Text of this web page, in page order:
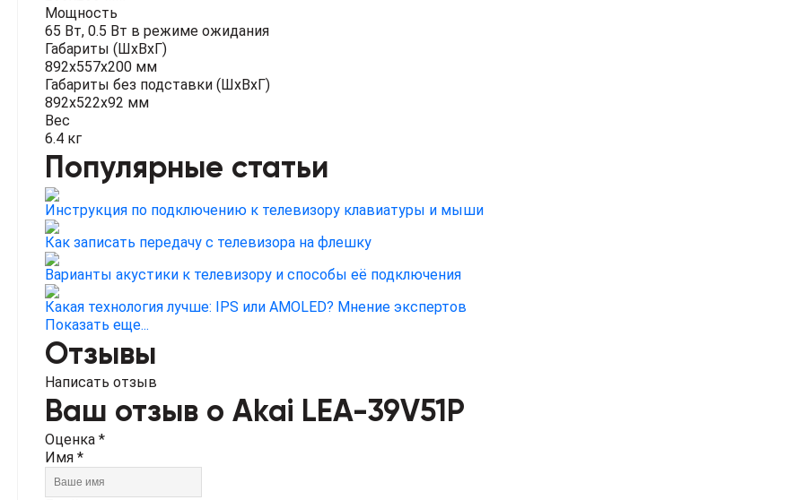
Мощность
65 Вт, 0.5 Вт в режиме ожидания
Габариты (ШхВхГ)
892х557х200 мм
Габариты без подставки (ШхВхГ)
892х522х92 мм
Вес
6.4 кг
Популярные статьи
Инструкция по подключению к телевизору клавиатуры и мыши
Как записать передачу с телевизора на флешку
Варианты акустики к телевизору и способы её подключения
Какая технология лучше: IPS или AMOLED? Мнение экспертов
Показать еще...
Отзывы
Написать отзыв
Ваш отзыв о Akai LEA-39V51P
Оценка *
Имя *